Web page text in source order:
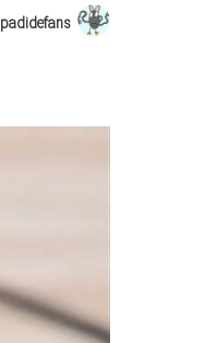
padidefans